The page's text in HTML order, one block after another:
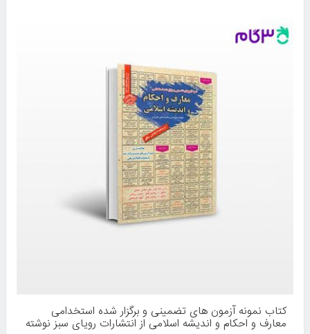
کتاب نمونه آزمون های تضمینی و برگزار شده استخدامی
معارف و احکام و اندیشه اسلامی از انتشارات رویای سبز نوشته